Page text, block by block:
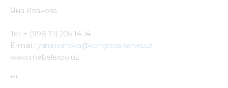
Яна Иванова
Tel: + (998 71) 205 14 14
E-mail.: yana.ivanova@kongress-servis.uz
www.mebelexpo.uz
***